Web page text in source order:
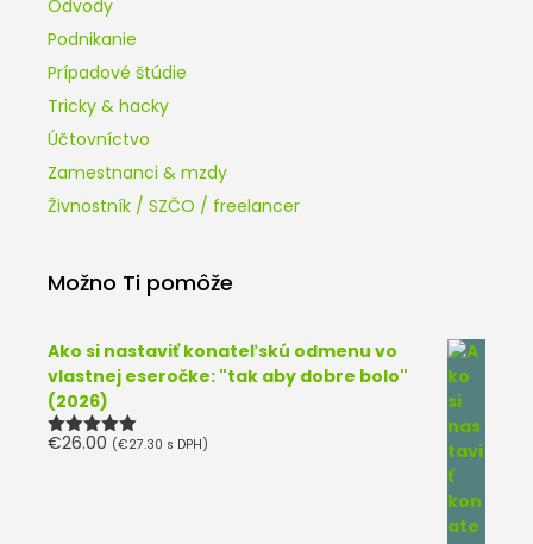
Odvody
Podnikanie
Prípadové štúdie
Tricky & hacky
Účtovníctvo
Zamestnanci & mzdy
Živnostník / SZČO / freelancer
Možno Ti pomôže
Ako si nastaviť konateľskú odmenu vo
vlastnej eseročke: "tak aby dobre bolo"
(2026)
Hodnotenie
€26.00 (€27.30 s DPH)